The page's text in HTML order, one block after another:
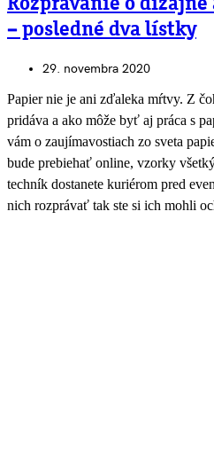
Rozprávanie o
– posledné dva lístky
29. novembra 2020
Papier nie je ani zďaleka mŕtvy. Z
pridáva a ako môže byť aj práca s
vám o zaujímavostiach zo sveta
bude prebiehať online, vzorky
techník dostanete kuriérom pred
nich rozprávať tak ste si ich mohli